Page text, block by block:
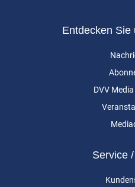
Entdecken Sie
DVV
Service